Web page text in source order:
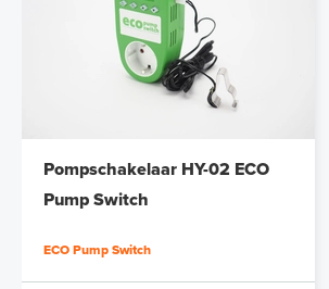
Pompschakelaar HY-02 ECO
Pump Switch
ECO Pump Switch